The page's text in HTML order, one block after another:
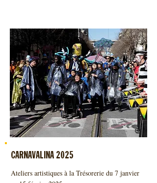
CARNAVALINA 2025
Ateliers artistiques à la Trésorerie du 7 janvier